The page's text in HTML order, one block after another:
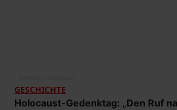
GESCHICHTE
Holocaust-Gedenktag: „Den Ruf